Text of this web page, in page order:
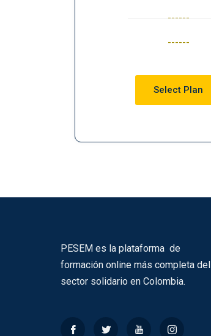
------
------
Select Plan
PESEM es la plataforma de
formación online más completa del
sector solidario en Colombia.